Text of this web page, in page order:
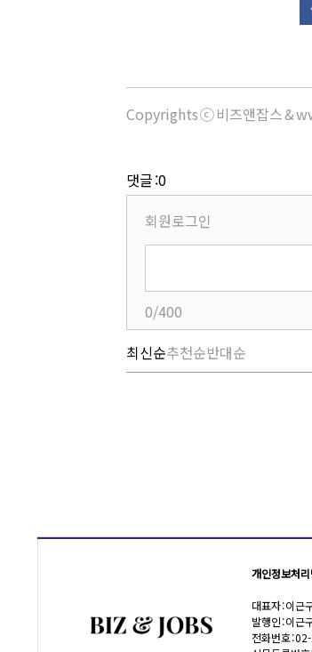
Copyrights ⓒ 비즈앤잡스 &
댓글 :0
회원로그인
0/400
최신순추천순반대순
개인정보처
대표자 : 이근
발행인 : 이근
전화번호 :